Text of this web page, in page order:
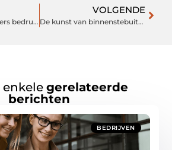
Goedkope aanstekers bedrukken: een slimme keuze voor jouw bedrijf
VOLGENDE
De kunst van binnenstebuiten: het creëren van een harmonieuze woonomgeving
enkele gerelateerde
berichten
BEDRIJVEN